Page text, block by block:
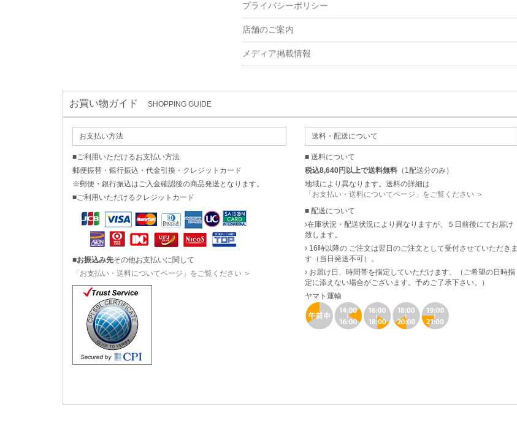
プライバシーポリシー
店舗のご案内
メディア掲載情報
お買い物ガイド SHOPPING GUIDE
お支払い方法
■ご利用いただけるお支払い方法
郵便振替・銀行振込・代金引換・クレジットカード
※郵便・銀行振込はご入金確認後の商品発送となります。
■ご利用いただけるクレジットカード
■お振込み先その他お支払いに関して
「お支払い・送料についてページ」をご覧ください ＞
送料・配送について
■ 送料について
税込8,640円以上で送料無料 （1配送分のみ）
地域により異なります。送料の詳細は
「お支払い・送料についてページ」をご覧ください ＞
■ 配送について
在庫状況・配送状況により異なりますが、５日前後にてお届け
致します。
16時以降の ご注文は翌日のご注文として受付させていただきま
す（当日発送不可）。
お届け日、時間帯を指定していただけます。（ご希望の日時指
定に添えない場合がございます。予めご了承下さい。）
ヤマト運輸